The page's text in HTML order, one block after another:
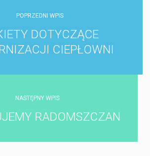
POPRZEDNI WPIS
DOTYCZĄCE
CIEPŁOWNI
NASTĘPNY WPIS
RADOMSZCZAN